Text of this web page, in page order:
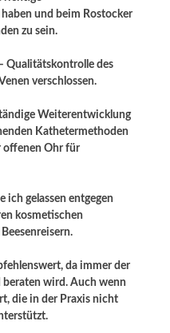
und beim Rostocker
zu sein.
Qualitätskontrolle des
verschlossen.
Weiterentwicklung
Kathetermethoden
offenen Ohr für
ich gelassen entgegen
kosmetischen
da immer der
wird. Auch wenn
die in der Praxis nicht